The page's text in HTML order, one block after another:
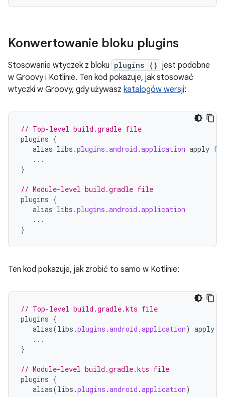
Konwertowanie bloku plugins
Stosowanie wtyczek z bloku plugins {} jest podobne
w Groovy i Kotlinie. Ten kod pokazuje, jak stosować
wtyczki w Groovy, gdy używasz katalogów wersji:
// Top-level build.gradle file
plugins {
alias libs .plugins .android .application apply
...
}
// Module-level build.gradle file
plugins {
alias libs .plugins .android .application
...
}
Ten kod pokazuje, jak zrobić to samo w Kotlinie:
// Top-level build.gradle.kts file
plugins {
alias(libs .plugins .android .application) apply
...
}
// Module-level build.gradle.kts file
plugins {
alias(libs .plugins .android .application)